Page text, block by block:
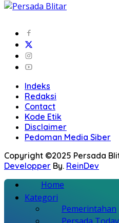
Indeks
Redaksi
Contact
Kode Etik
Disclaimer
Pedoman Media Siber
Copyright ©2025 Persada
Developper By. ReinDev
Home
Kategori
Pemerintahan